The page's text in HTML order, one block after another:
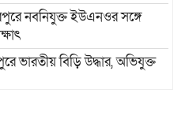
নবনিযুক্ত ইউএনওর সঙ্গে
ভারতীয় বিড়ি উদ্ধার, অভিযুক্ত